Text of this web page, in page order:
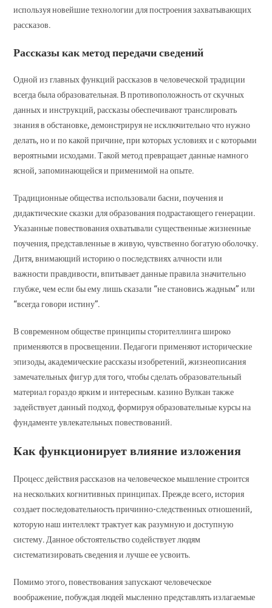
используя новейшие технологии для построения захватывающих
рассказов.
Рассказы как метод передачи сведений
Одной из главных функций рассказов в человеческой традиции
всегда была образовательная. В противоположность от скучных
данных и инструкций, рассказы обеспечивают транслировать
знания в обстановке, демонстрируя не исключительно что нужно
делать, но и по какой причине, при которых условиях и с которыми
вероятными исходами. Такой метод превращает данные намного
ясной, запоминающейся и применимой на опыте.
Традиционные общества использовали басни, поучения и
дидактические сказки для образования подрастающего генерации.
Указанные повествования охватывали существенные жизненные
поучения, представленные в живую, чувственно богатую оболочку.
Дитя, внимающий историю о последствиях алчности или
важности правдивости, впитывает данные правила значительно
глубже, чем если бы ему лишь сказали “не становись жадным” или
“всегда говори истину”.
В современном обществе принципы сторителлинга широко
применяются в просвещении. Педагоги применяют исторические
эпизоды, академические рассказы изобретений, жизнеописания
замечательных фигур для того, чтобы сделать образовательный
материал гораздо ярким и интересным. казино Вулкан также
задействует данный подход, формируя образовательные курсы на
фундаменте увлекательных повествований.
Как функционирует влияние изложения
Процесс действия рассказов на человеческое мышление строится
на нескольких когнитивных принципах. Прежде всего, история
создает последовательность причинно-следственных отношений,
которую наш интеллект трактует как разумную и доступную
систему. Данное обстоятельство содействует людям
систематизировать сведения и лучше ее усвоить.
Помимо этого, повествования запускают человеческое
воображение, побуждая людей мысленно представлять излагаемые